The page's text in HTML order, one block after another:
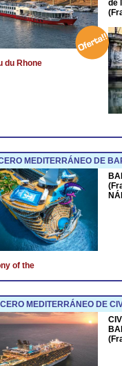
du Rhone
de
MEDITERRÁNEO DE
of the
MEDITERRÁNEO DE